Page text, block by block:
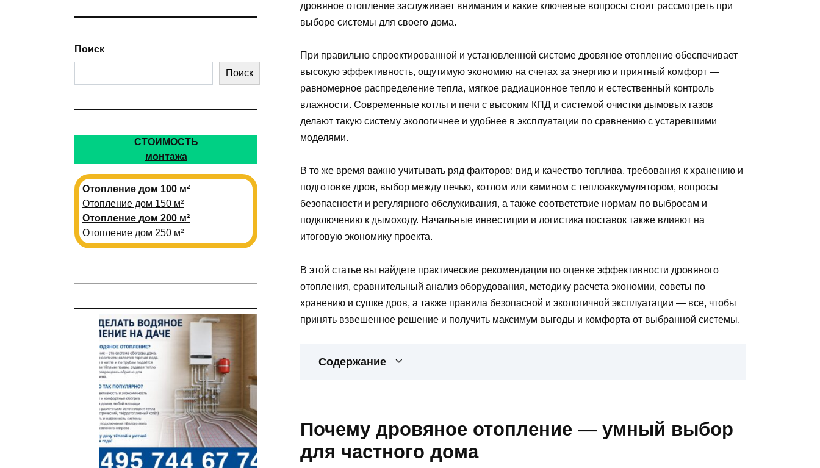
дровяное отопление заслуживает внимания и какие ключевые вопросы стоит рассмотреть при
выборе системы для своего дома.
При правильно спроектированной и установленной системе дровяное отопление обеспечивает
высокую эффективность, ощутимую экономию на счетах за энергию и приятный комфорт —
равномерное распределение тепла, мягкое радиационное тепло и естественный контроль
влажности. Современные котлы и печи с высоким КПД и системой очистки дымовых газов
делают такую систему экологичнее и удобнее в эксплуатации по сравнению с устаревшими
моделями.
В то же время важно учитывать ряд факторов: вид и качество топлива, требования к хранению и
подготовке дров, выбор между печью, котлом или камином с теплоаккумулятором, вопросы
безопасности и регулярного обслуживания, а также соответствие нормам по выбросам и
подключению к дымоходу. Начальные инвестиции и логистика поставок также влияют на
итоговую экономику проекта.
В этой статье вы найдете практические рекомендации по оценке эффективности дровяного
отопления, сравнительный анализ оборудования, методику расчета экономии, советы по
хранению и сушке дров, а также правила безопасной и экологичной эксплуатации — все, чтобы
принять взвешенное решение и получить максимум выгоды и комфорта от выбранной системы.
Содержание
Почему дровяное отопление — умный выбор
для частного дома
Поиск
Поиск
СТОИМОСТЬ
монтажа
Отопление дом 100 м²
Отопление дом 150 м²
Отопление дом 200 м²
Отопление дом 250 м²